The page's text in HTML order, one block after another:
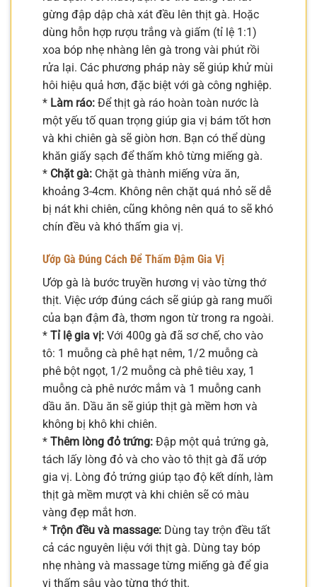
gừng đập dập chà xát đều lên thịt gà. Hoặc
dùng hỗn hợp rượu trắng và giấm (tỉ lệ 1:1)
xoa bóp nhẹ nhàng lên gà trong vài phút rồi
rửa lại. Các phương pháp này sẽ giúp khử mùi
hôi hiệu quả hơn, đặc biệt với gà công nghiệp.
* Làm ráo: Để thịt gà ráo hoàn toàn nước là
một yếu tố quan trọng giúp gia vị bám tốt hơn
và khi chiên gà sẽ giòn hơn. Bạn có thể dùng
khăn giấy sạch để thấm khô từng miếng gà.
* Chặt gà: Chặt gà thành miếng vừa ăn,
khoảng 3-4cm. Không nên chặt quá nhỏ sẽ dễ
bị nát khi chiên, cũng không nên quá to sẽ khó
chín đều và khó thấm gia vị.
Ướp Gà Đúng Cách Để Thấm Đậm Gia Vị
Ướp gà là bước truyền hương vị vào từng thớ
thịt. Việc ướp đúng cách sẽ giúp gà rang muối
của bạn đậm đà, thơm ngon từ trong ra ngoài.
* Tỉ lệ gia vị: Với 400g gà đã sơ chế, cho vào
tô: 1 muỗng cà phê hạt nêm, 1/2 muỗng cà
phê bột ngọt, 1/2 muỗng cà phê tiêu xay, 1
muỗng cà phê nước mắm và 1 muỗng canh
dầu ăn. Dầu ăn sẽ giúp thịt gà mềm hơn và
không bị khô khi chiên.
* Thêm lòng đỏ trứng: Đập một quả trứng gà,
tách lấy lòng đỏ và cho vào tô thịt gà đã ướp
gia vị. Lòng đỏ trứng giúp tạo độ kết dính, làm
thịt gà mềm mượt và khi chiên sẽ có màu
vàng đẹp mắt hơn.
* Trộn đều và massage: Dùng tay trộn đều tất
cả các nguyên liệu với thịt gà. Dùng tay bóp
nhẹ nhàng và massage từng miếng gà để gia
vị thấm sâu vào từng thớ thịt.